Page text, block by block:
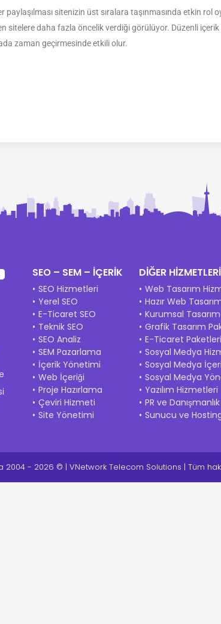
sitenizin üst sıralara taşınmasında etkin rol
sitelere daha fazla öncelik verdiği görülüyor. Düzenli içerik
zaman geçirmesinde etkili olur.
SEO – SEM – İÇERİK
SEO Hizmetleri
Yerel SEO
E-Ticaret SEO
Teknik SEO
SEO Analiz
SEM Pazarlama
İçerik Yönetimi
Web İçeriği
Proje Hazırlama
Çeviri Hizmeti
Site Yönetimi
DİĞER
Web Tasarım
Hazır Web
Kurumsal
Grafik Tasarım
E-Ticaret Paketleri
Sosyal Medya
Sosyal Medya
Sosyal Medya
Yazılım Hizmetleri
PR ve
Sunucu ve
- 2026 © | VNetwork Telecom Solutions | Tüm